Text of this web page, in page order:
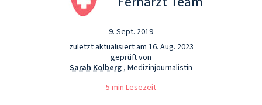
9. Sept. 2019
zuletzt aktualisiert am 16. Aug. 2023
geprüft von
Sarah Kolberg, Medizinjournalistin
5 min Lesezeit